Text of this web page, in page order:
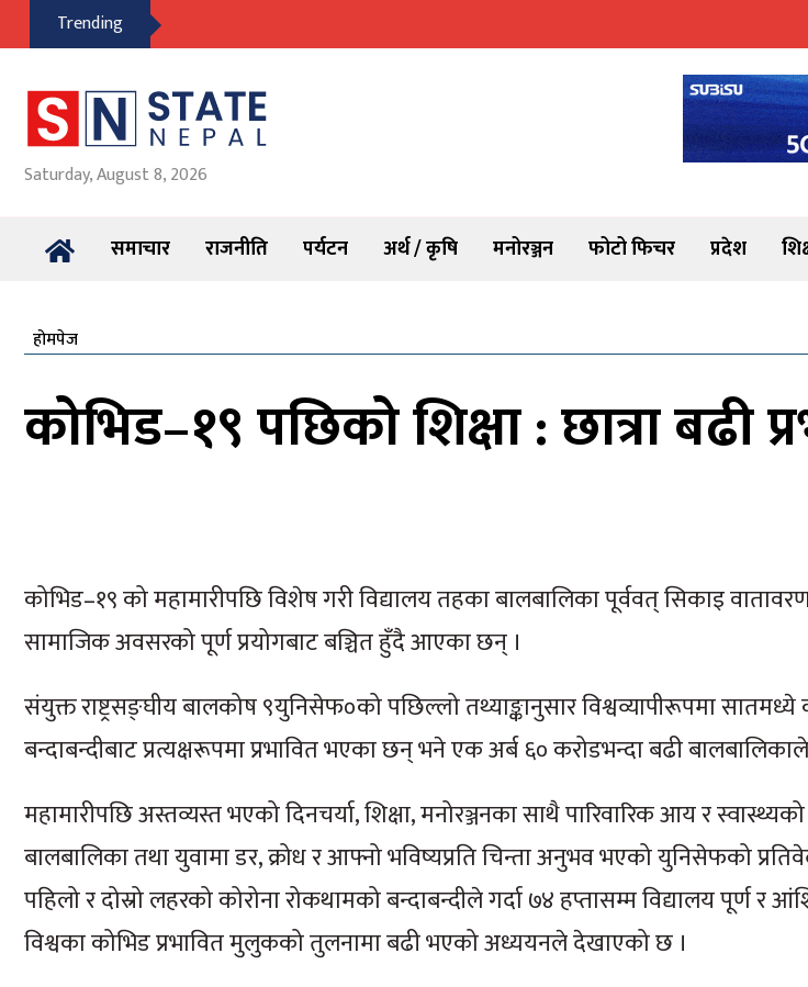
Trending
Saturday, August 8, 2026
समाचार राजनीति पर्यटन अर्थ / कृषि मनोरञ्जन फोटो फिचर प्रदेश
होमपेज
कोभिड–१९ पछिको शिक्षा : छात्रा बढी
कोभिड–१९ को महामारीपछि विशेष गरी विद्यालय तहका बालबालिका पूर्ववत् सिकाइ
सामाजिक अवसरको पूर्ण प्रयोगबाट बञ्चित हुँदै आएका छन् ।
संयुक्त राष्ट्रसङ्घीय बालकोष ९युनिसेफ०को पछिल्लो तथ्याङ्कानुसार विश्वव्यापीरूपमा
बन्दाबन्दीबाट प्रत्यक्षरूपमा प्रभावित भएका छन् भने एक अर्ब ६० करोडभन्दा बढी
महामारीपछि अस्तव्यस्त भएको दिनचर्या, शिक्षा, मनोरञ्जनका साथै पारिवारिक आय र
बालबालिका तथा युवामा डर, क्रोध र आफ्नो भविष्यप्रति चिन्ता अनुभव भएको युनिसेफको
पहिलो र दोस्रो लहरको कोरोना रोकथामको बन्दाबन्दीले गर्दा ७४ हप्तासम्म विद्यालय
विश्वका कोभिड प्रभावित मुलुकको तुलनामा बढी भएको अध्ययनले देखाएको छ ।